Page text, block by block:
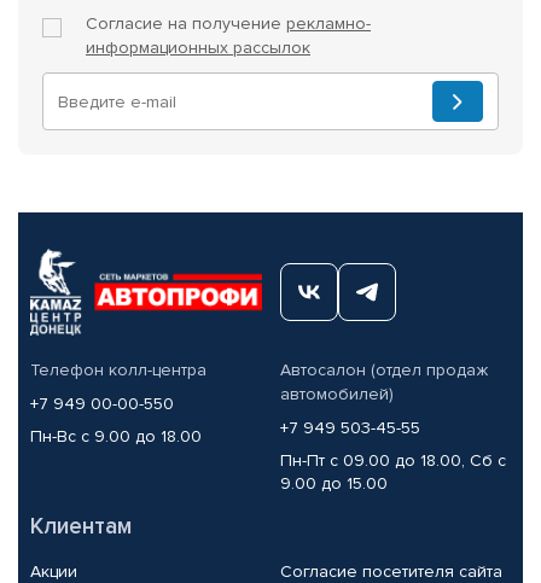
Согласие на получение рекламно-
информационных рассылок
Телефон колл-центра
+7 949 00-00-550
Пн-Вс с 9.00 до 18.00
Автосалон (отдел продаж
автомобилей)
+7 949 503-45-55
Пн-Пт с 09.00 до 18.00, Сб с
9.00 до 15.00
Клиентам
Акции
Согласие посетителя сайта